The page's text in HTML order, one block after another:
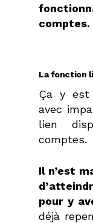
comptes.
La fonction
Ça y est
avec
lien
comptes.
Il n’est
pour y
déjà